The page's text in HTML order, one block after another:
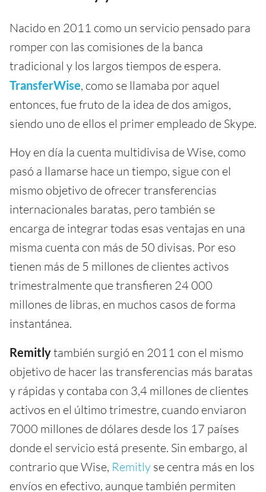
Nacido en 2011 como un servicio pensado para
romper con las comisiones de la banca
tradicional y los largos tiempos de espera.
TransferWise, como se llamaba por aquel
entonces, fue fruto de la idea de dos amigos,
siendo uno de ellos el primer empleado de Skype.
Hoy en día la cuenta multidivisa de Wise, como
pasó a llamarse hace un tiempo, sigue con el
mismo objetivo de ofrecer transferencias
internacionales baratas, pero también se
encarga de integrar todas esas ventajas en una
misma cuenta con más de 50 divisas. Por eso
tienen más de 5 millones de clientes activos
trimestralmente que transfieren 24 000
millones de libras, en muchos casos de forma
instantánea.
Remitlytambién surgió en 2011 con el mismo
objetivo de hacer las transferencias más baratas
y rápidas y contaba con 3,4 millones de clientes
activos en el último trimestre, cuando enviaron
7000 millones de dólares desde los 17 países
donde el servicio está presente. Sin embargo, al
contrario que Wise, Remitly se centra más en los
envíos en efectivo, aunque también permiten